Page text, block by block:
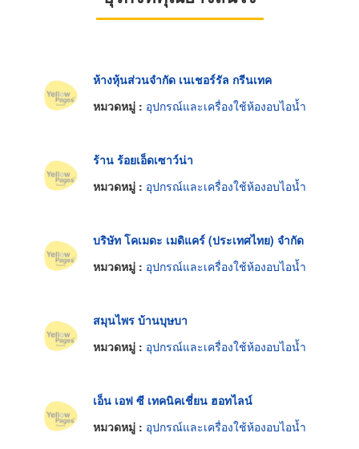
ห้างหุ้นส่วนจำกัด เนเชอร์รัล กรีนเทค
หมวดหมู่ : อุปกรณ์และเครื่องใช้ห้องอบไอน้ำ
ร้าน ร้อยเอ็ดเซาว์น่า
หมวดหมู่ : อุปกรณ์และเครื่องใช้ห้องอบไอน้ำ
บริษัท โคเมดะ เมดิแคร์ (ประเทศไทย) จำกัด
หมวดหมู่ : อุปกรณ์และเครื่องใช้ห้องอบไอน้ำ
สมุนไพร บ้านบุษบา
หมวดหมู่ : อุปกรณ์และเครื่องใช้ห้องอบไอน้ำ
เอ็น เอฟ ซี เทคนิคเชี่ยน ฮอทไลน์
หมวดหมู่ : อุปกรณ์และเครื่องใช้ห้องอบไอน้ำ